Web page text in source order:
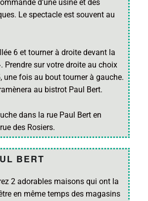
d’une usine et des
Le spectacle est souvent au
6 et tourner à droite devant la
Prendre sur votre droite au choix
une fois au bout tourner à gauche.
au bistrot Paul Bert.
dans la rue Paul Bert en
des Rosiers.
BERT
2 adorables maisons qui ont la
en même temps des magasins